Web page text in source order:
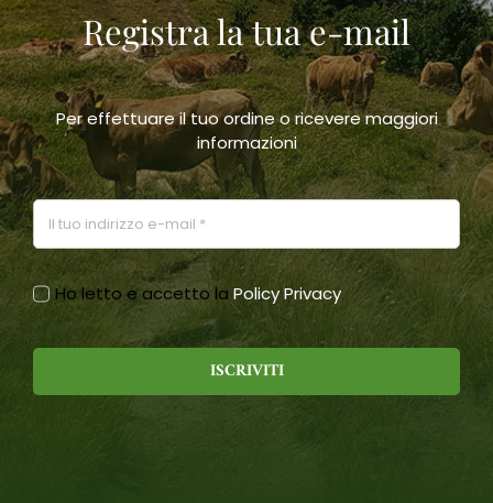
scelte
nella
pagina
del
prodotto
Registra la tua e-mail
Per effettuare il tuo ordine o ricevere maggiori
informazioni
Ho letto e accetto laPolicy Privacy
ISCRIVITI